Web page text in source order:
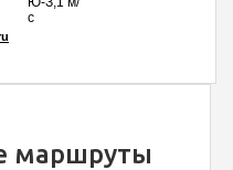
маршруты